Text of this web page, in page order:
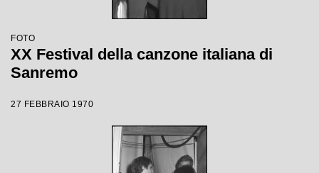
FOTO
XX Festival della canzone italiana di
Sanremo
27 FEBBRAIO 1970